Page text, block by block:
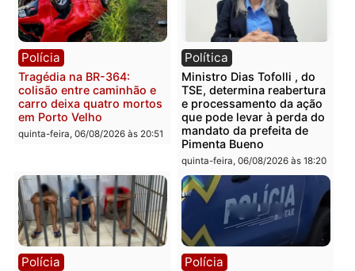
Publicidade
Categorias
Brasil
Você também vai querer ler...